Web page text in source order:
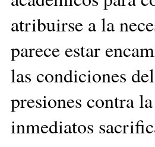
atribuirse a la
parece estar
las condiciones
presiones contra
inmediatos